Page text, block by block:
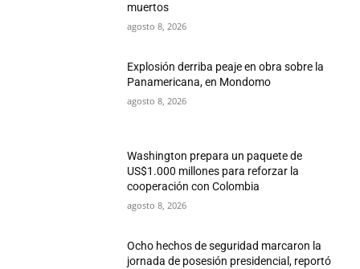
muertos
agosto 8, 2026
Explosión derriba peaje en obra sobre la
Panamericana, en Mondomo
agosto 8, 2026
Washington prepara un paquete de
US$1.000 millones para reforzar la
cooperación con Colombia
agosto 8, 2026
Ocho hechos de seguridad marcaron la
jornada de posesión presidencial, reportó